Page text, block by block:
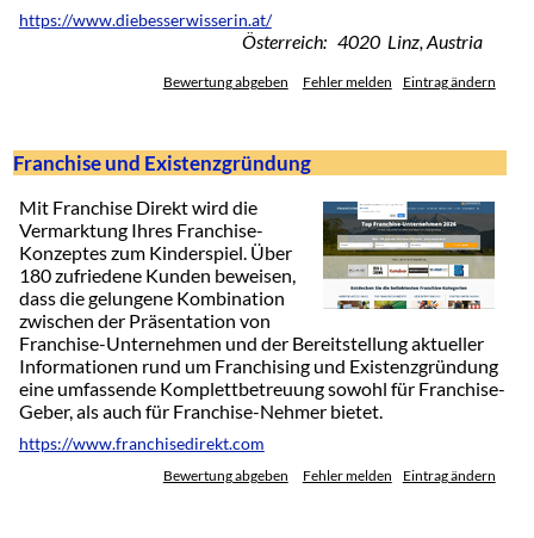
https://www.diebesserwisserin.at/
Österreich: 4020 Linz, Austria
Bewertung abgeben Fehler melden Eintrag ändern
Franchise und Existenzgründung
Mit Franchise Direkt wird die
Vermarktung Ihres Franchise-
Konzeptes zum Kinderspiel. Über
180 zufriedene Kunden beweisen,
dass die gelungene Kombination
zwischen der Präsentation von
Franchise-Unternehmen und der Bereitstellung aktueller
Informationen rund um Franchising und Existenzgründung
eine umfassende Komplettbetreuung sowohl für Franchise-
Geber, als auch für Franchise-Nehmer bietet.
https://www.franchisedirekt.com
Bewertung abgeben Fehler melden Eintrag ändern